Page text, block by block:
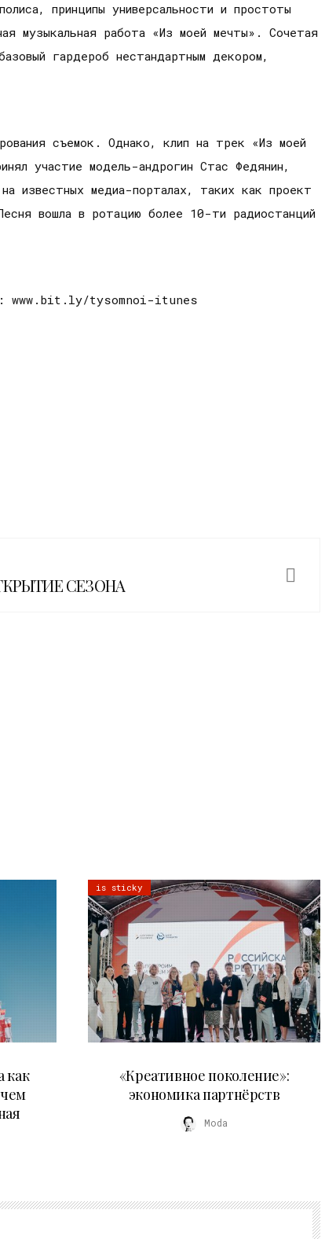
принципы универсальности и простоты
музыкальная работа «Из моей мечты». Сочетая
гардероб нестандартным декором,
съемок. Однако, клип на трек «Из моей
участие модель-андрогин Стас Федянин,
известных медиа-порталах, таких как проект
вошла в ротацию более 10-ти радиостанций
www.bit.ly/tysomnoi-itunes
СЕЗОНА
как
is sticky
«Креативное поколение»:
экономика партнёрств
Moda